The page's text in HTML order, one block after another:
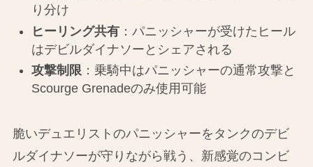
り分け
ヒーリング共有：パニッシャーが受けたヒール
はデビルダイナソーとシェアされる
攻撃制限：乗騎中はパニッシャーの通常攻撃と
Scourge Grenadeのみ使用可能
脆いデュエリストのパニッシャーをタンクのデビ
ルダイナソーが守りながら戦う、新感覚のコンビ